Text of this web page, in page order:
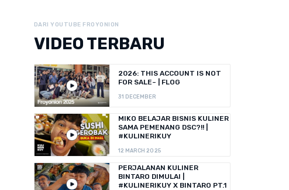
DARI YOUTUBE FROYONION
VIDEO TERBARU
2026: THIS ACCOUNT IS NOT
FOR SALE~ | FLOG
31 DECEMBER
MIKO BELAJAR BISNIS KULINER
SAMA PEMENANG DSC?!! |
#KULINERIKUY
12 MARCH 2025
PERJALANAN KULINER
BINTARO DIMULAI |
#KULINERIKUY X BINTARO PT.1